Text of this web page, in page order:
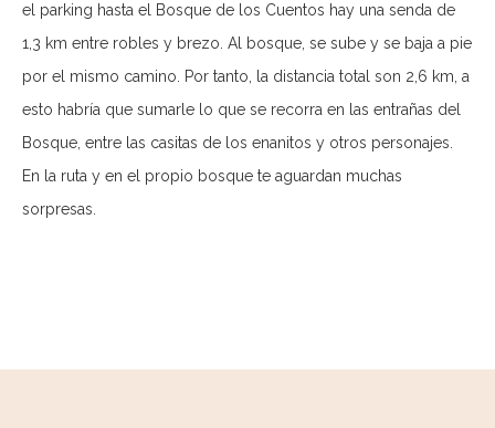
el parking hasta el Bosque de los Cuentos hay una senda de
1,3 km entre robles y brezo. Al bosque, se sube y se baja a pie
por el mismo camino. Por tanto, la distancia total son 2,6 km, a
esto habría que sumarle lo que se recorra en las entrañas del
Bosque, entre las casitas de los enanitos y otros personajes.
En la ruta y en el propio bosque te aguardan muchas
sorpresas.